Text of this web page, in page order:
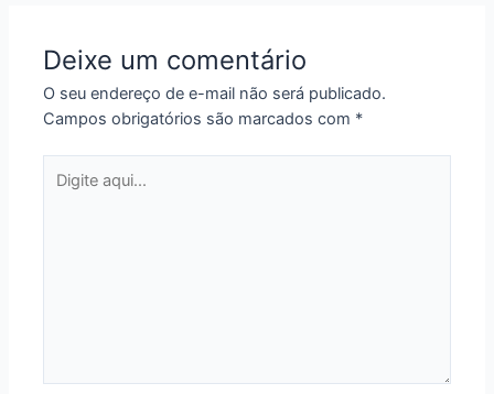
Deixe um comentário
O seu endereço de e-mail não será publicado.
Campos obrigatórios são marcados com *
aqui...